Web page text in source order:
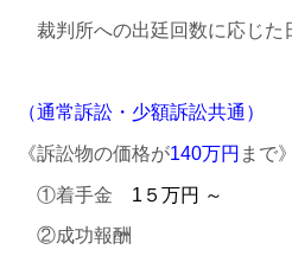
裁判所への出廷回数に応じた
（通常訴訟・少額訴訟共通）
《訴訟物の価格が140万円 まで》
①着手金 1５万円 ～
②成功報酬